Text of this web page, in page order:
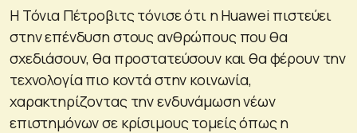
Η Τόνια Πέτροβιτς τόνισε ότι η Huawei πιστεύει
στην επένδυση στους ανθρώπους που θα
σχεδιάσουν, θα προστατεύσουν και θα φέρουν την
τεχνολογία πιο κοντά στην κοινωνία,
χαρακτηρίζοντας την ενδυνάμωση νέων
επιστημόνων σε κρίσιμους τομείς όπως η